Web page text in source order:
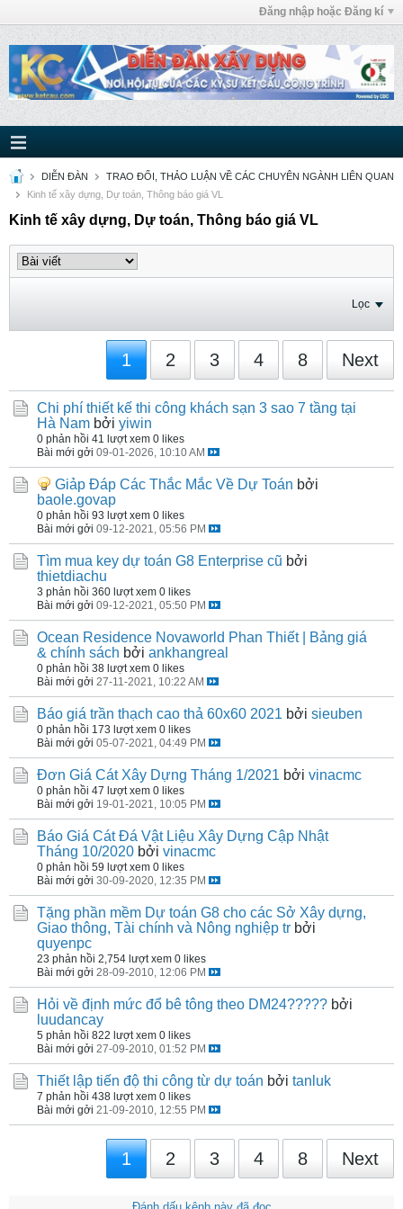
Đăng nhập hoặc Đăng kí
DIỄN ĐÀN
TRAO ĐỔI, THẢO LUẬN VỀ CÁC CHUYÊN NGÀNH LIÊN QUAN
Kinh tế xây dựng, Dự toán, Thông báo giá VL
Kinh tế xây dựng, Dự toán, Thông báo giá VL
Lọc
1 2 3 4 8 Next
Chi phí thiết kế thi công khách sạn 3 sao 7 tầng tại
Hà Nam bởi yiwin
0 phản hồi 41 lượt xem 0 likes
Bài mới gởi 09-01-2026, 10:10 AM
Giảp Đáp Các Thắc Mắc Về Dự Toán bởi
baole.govap
0 phản hồi 93 lượt xem 0 likes
Bài mới gởi 09-12-2021, 05:56 PM
Tìm mua key dự toán G8 Enterprise cũ bởi
thietdiachu
3 phản hồi 360 lượt xem 0 likes
Bài mới gởi 09-12-2021, 05:50 PM
Ocean Residence Novaworld Phan Thiết | Bảng giá
& chính sách bởi ankhangreal
0 phản hồi 38 lượt xem 0 likes
Bài mới gởi 27-11-2021, 10:22 AM
Báo giá trần thạch cao thả 60x60 2021 bởi sieuben
0 phản hồi 173 lượt xem 0 likes
Bài mới gởi 05-07-2021, 04:49 PM
Đơn Giá Cát Xây Dựng Tháng 1/2021 bởi vinacmc
0 phản hồi 47 lượt xem 0 likes
Bài mới gởi 19-01-2021, 10:05 PM
Báo Giá Cát Đá Vật Liệu Xây Dựng Cập Nhật
Tháng 10/2020 bởi vinacmc
0 phản hồi 59 lượt xem 0 likes
Bài mới gởi 30-09-2020, 12:35 PM
Tặng phần mềm Dự toán G8 cho các Sở Xây dựng,
Giao thông, Tài chính và Nông nghiệp tr bởi
quyenpc
23 phản hồi 2,754 lượt xem 0 likes
Bài mới gởi 28-09-2010, 12:06 PM
Hỏi về định mức đổ bê tông theo DM24????? bởi
luudancay
5 phản hồi 822 lượt xem 0 likes
Bài mới gởi 27-09-2010, 01:52 PM
Thiết lập tiến độ thi công từ dự toán bởi tanluk
7 phản hồi 438 lượt xem 0 likes
Bài mới gởi 21-09-2010, 12:55 PM
1 2 3 4 8 Next